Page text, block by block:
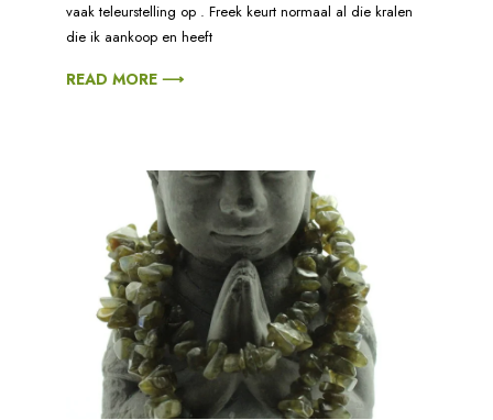
vaak teleurstelling op . Freek keurt normaal al die kralen
die ik aankoop en heeft
READ MORE ⟶